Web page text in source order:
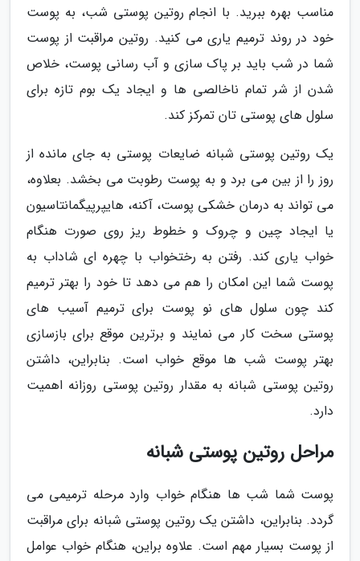
مناسب بهره ببرید. با انجام روتین پوستی شب، به پوست
خود در روند ترمیم یاری می کنید. روتین مراقبت از پوست
شما در شب باید بر پاک سازی و آب رسانی پوست، خلاص
شدن از شر تمام ناخالصی ها و ایجاد یک بوم تازه برای
سلول های پوستی تان تمرکز کند.
یک روتین پوستی شبانه ضایعات پوستی به جای مانده از
روز را از بین می برد و به پوست رطوبت می بخشد. بعلاوه،
می تواند به درمان خشکی پوست، آکنه، هایپرپیگمانتاسیون
یا ایجاد چین و چروک و خطوط ریز روی صورت هنگام
خواب یاری کند. رفتن به رختخواب با چهره ای شاداب به
پوست شما این امکان را هم می دهد تا خود را بهتر ترمیم
کند چون سلول های نو پوست برای ترمیم آسیب های
پوستی سخت کار می نمایند و برترین موقع برای بازسازی
بهتر پوست شب ها موقع خواب است. بنابراین، داشتن
روتین پوستی شبانه به مقدار روتین پوستی روزانه اهمیت
دارد.
مراحل روتین پوستی شبانه
پوست شما شب ها هنگام خواب وارد مرحله ترمیمی می
گردد. بنابراین، داشتن یک روتین پوستی شبانه برای مراقبت
از پوست بسیار مهم است. علاوه براین، هنگام خواب عوامل